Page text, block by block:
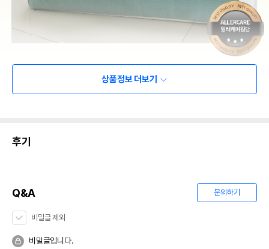
상품정보 더보기
후기
Q&A 문의하기
비밀글 제외
비밀글입니다.